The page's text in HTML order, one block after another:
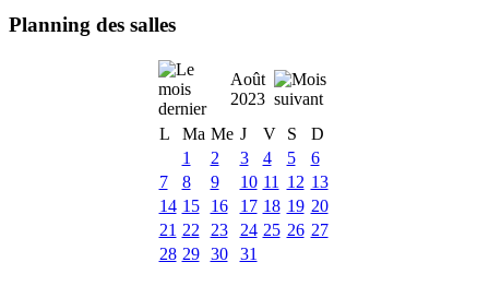
Planning des salles
Août
2023
L
Ma Me J V S
D
1
2 3 4 5
6
7
8 9 10 11 12 13
14 15 16 17 18 19 20
21 22 23 24 25 26 27
28 29 30 31